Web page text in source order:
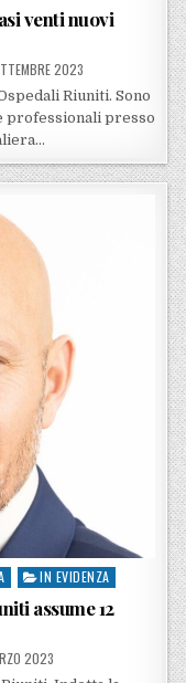
venti nuovi
ON 2023
Riuniti. Sono
professionali presso
IN EVIDENZA
assume 12
ON2023